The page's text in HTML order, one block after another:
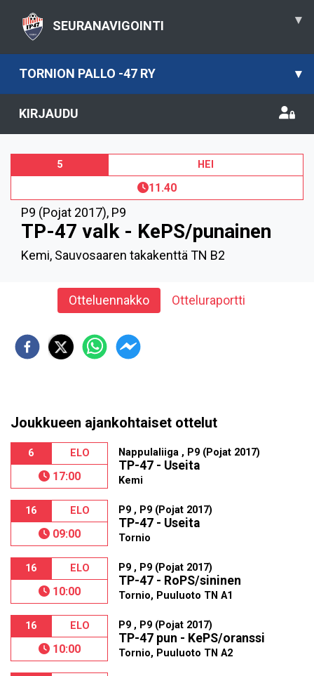
SEURANAVIGOINTI ▾
TORNION PALLO -47 RY ▾
KIRJAUDU
5 HEI
11.40
P9 (Pojat 2017), P9
TP-47 valk - KePS/punainen
Kemi, Sauvosaaren takakenttä TN B2
Otteluennakko Otteluraportti
Joukkueen ajankohtaiset ottelut
6 ELO
17:00
Nappulaliiga , P9 (Pojat 2017)
TP-47 - Useita
Kemi
16 ELO
09:00
P9 , P9 (Pojat 2017)
TP-47 - Useita
Tornio
16 ELO
10:00
P9 , P9 (Pojat 2017)
TP-47 - RoPS/sininen
Tornio, Puuluoto TN A1
16 ELO
10:00
P9 , P9 (Pojat 2017)
TP-47 pun - KePS/oranssi
Tornio, Puuluoto TN A2